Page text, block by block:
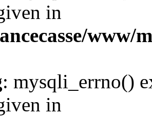
in
www/
: mysqli_errno()
in